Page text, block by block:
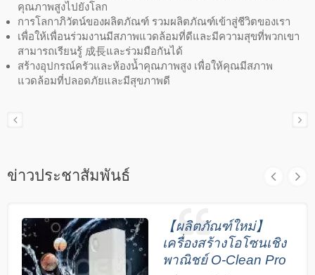
คุณภาพสูงไปยังโลก
การโลกาภิวัตน์ของผลิตภัณฑ์ รวมผลิตภัณฑ์เข้าสู่ชีวิตของเรา
เพื่อให้เพื่อนร่วมงานมีสภาพแวดล้อมที่ดีและมีความสุขที่พวกเขา
สามารถเรียนรู้ 成長และร่วมมือกันได้
สร้างอุปกรณ์ครัวและห้องน้ำคุณภาพสูง เพื่อให้คุณมีสภาพ
แวดล้อมที่ปลอดภัยและมีสุขภาพดี
ข่าวประชาสัมพันธ์
【ผลิตภัณฑ์ใหม่】
เครื่องสร้างโอโซนเชิง
พาณิชย์ O-Clean Pro